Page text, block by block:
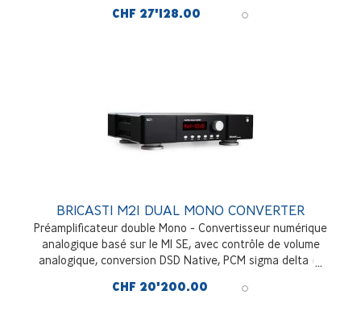
métallisé gris mate
CHF 27'128.00
BRICASTI M21 DUAL MONO CONVERTER
Préamplificateur double Mono - Convertisseur numérique
analogique basé sur le M1 SE, avec contrôle de volume
analogique, conversion DSD Native, PCM sigma delta et
CHF 20'200.00